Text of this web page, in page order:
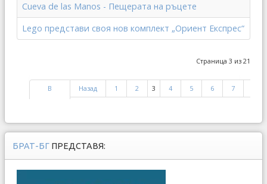
Cueva de las Manos - Пещерата на ръцете
Lego представи своя нов комплект „Ориент Експрес“
Страница 3 из 21
В
Назад 1 2 3 4 5 6 7
БРАТ-БГ ПРЕДСТАВЯ: